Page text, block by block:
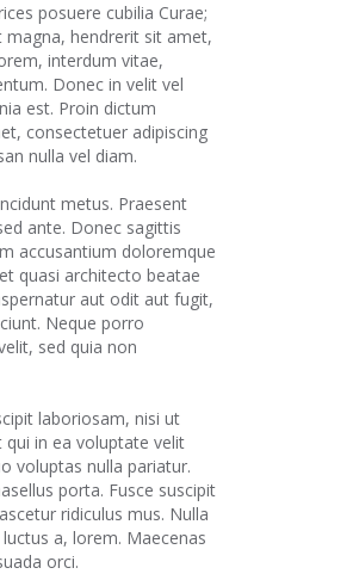
posuere cubilia Curae;
magna, hendrerit sit amet,
interdum vitae,
Donec in velit vel
est. Proin dictum
consectetuer adipiscing
nulla vel diam.
metus. Praesent
ante. Donec sagittis
accusantium doloremque
quasi architecto beatae
aut odit aut fugit,
Neque porro
sed quia non
laboriosam, nisi ut
qui in ea voluptate velit
voluptas nulla pariatur.
porta. Fusce suscipit
ridiculus mus. Nulla
a, lorem. Maecenas
orci.